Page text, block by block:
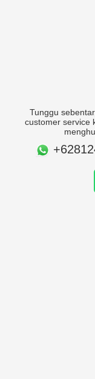
Tunggu
customer service